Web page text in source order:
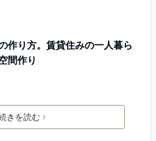
作り方。賃貸住みの一人暮ら
間作り
きを読む